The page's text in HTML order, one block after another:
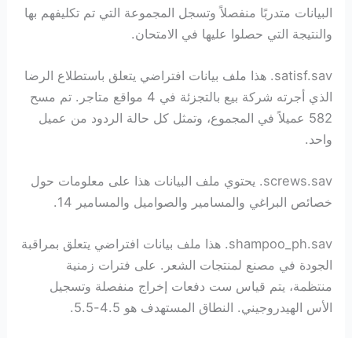
البيانات متدربًا منفصلاً وتسجل المجموعة التي تم تكليفهم بها
والنتيجة التي حصلوا عليها في الامتحان.
satisf.sav. هذا ملف بيانات افتراضي يتعلق باستطلاع الرضا
الذي أجرته شركة بيع بالتجزئة في 4 مواقع متاجر. تم مسح
582 عميلاً في المجموع، وتمثل كل حالة الردود من عميل
واحد.
screws.sav. يحتوي ملف البيانات هذا على معلومات حول
خصائص البراغي والمسامير والصواميل والمسامير 14.
shampoo_ph.sav. هذا ملف بيانات افتراضي يتعلق بمراقبة
الجودة في مصنع لمنتجات الشعر. على فترات زمنية
منتظمة، يتم قياس ست دفعات إخراج منفصلة وتسجيل
الأس الهيدروجيني. النطاق المستهدف هو 4.5-5.5.